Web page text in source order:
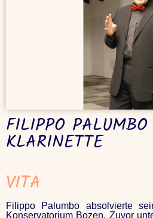
FILIPPO
KLARINETTE
VITA
Filippo Palumbo absolvierte
Konservatorium Bozen. Zuvor